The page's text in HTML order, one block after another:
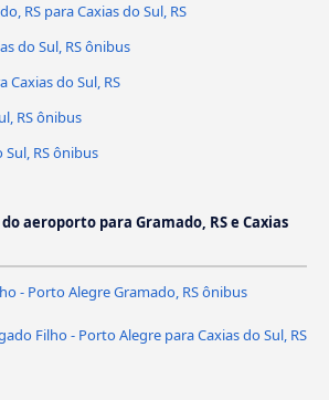
RS para Caxias do Sul, RS
do Sul, RS ônibus
Caxias do Sul, RS
RS ônibus
Sul, RS ônibus
aeroporto para Gramado, RS e Caxias
- Porto Alegre Gramado, RS ônibus
Filho - Porto Alegre para Caxias do Sul, RS